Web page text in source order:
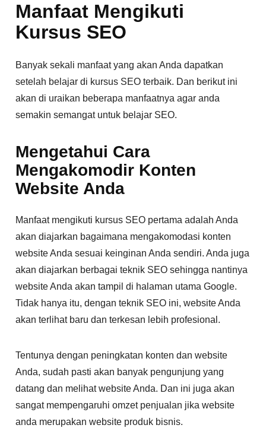
Manfaat Mengikuti
Kursus SEO
Banyak sekali manfaat yang akan Anda dapatkan
setelah belajar di kursus SEO terbaik. Dan berikut ini
akan di uraikan beberapa manfaatnya agar anda
semakin semangat untuk belajar SEO.
Mengetahui Cara
Mengakomodir Konten
Website Anda
Manfaat mengikuti kursus SEO pertama adalah Anda
akan diajarkan bagaimana mengakomodasi konten
website Anda sesuai keinginan Anda sendiri. Anda juga
akan diajarkan berbagai teknik SEO sehingga nantinya
website Anda akan tampil di halaman utama Google.
Tidak hanya itu, dengan teknik SEO ini, website Anda
akan terlihat baru dan terkesan lebih profesional.
Tentunya dengan peningkatan konten dan website
Anda, sudah pasti akan banyak pengunjung yang
datang dan melihat website Anda. Dan ini juga akan
sangat mempengaruhi omzet penjualan jika website
anda merupakan website produk bisnis.